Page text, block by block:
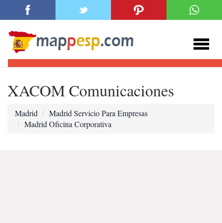
XACOM Comunicaciones
Madrid
Madrid Servicio Para Empresas
Madrid Oficina Corporativa